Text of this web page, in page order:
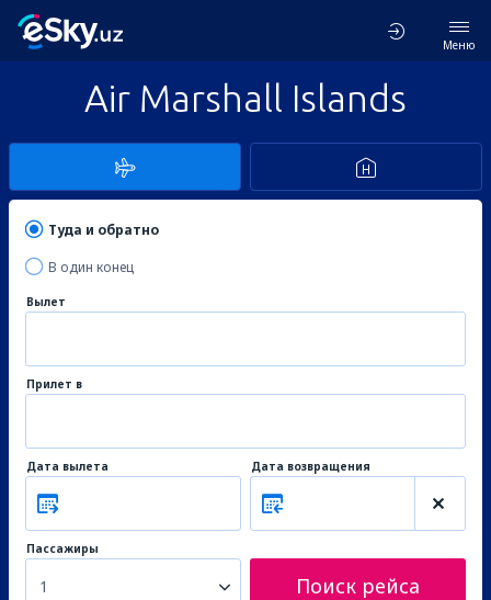
Меню
Air Marshall Islands
Туда и обратно
В один конец
Вылет
Прилет в
Дата вылета Дата возвращения
Пассажиры
1 Поиск рейса